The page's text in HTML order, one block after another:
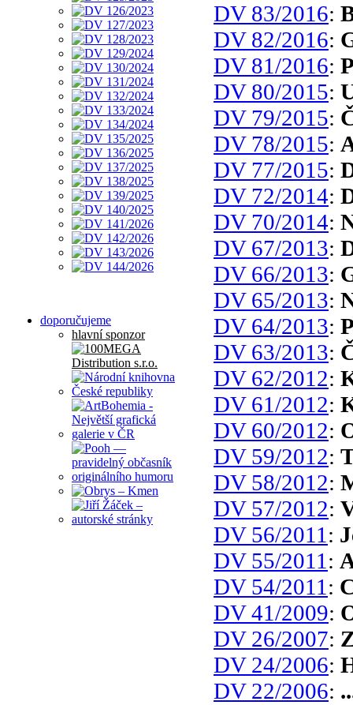
doporučujeme
hlavní sponzor
DV 83/2016:
DV 82/2016:
DV 81/2016:
DV 80/2015:
DV 79/2015:
DV 78/2015:
DV 77/2015:
DV 72/2014:
DV 70/2014:
DV 67/2013:
DV 66/2013:
DV 65/2013:
DV 64/2013:
DV 63/2013:
DV 62/2012:
DV 61/2012:
DV 60/2012:
DV 59/2012:
DV 58/2012:
DV 57/2012:
DV 56/2011 :
DV 55/2011 :
DV 54/2011 :
DV 41/2009:
DV 26/2007:
DV 24/2006:
DV 22/2006: